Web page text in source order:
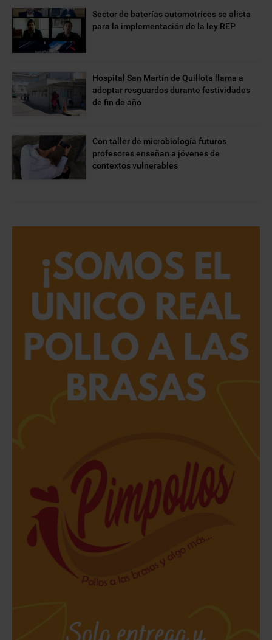
Sector de baterías automotrices se alista
para la implementación de la ley REP
Hospital San Martín de Quillota llama a
adoptar resguardos durante festividades
de fin de año
Con taller de microbiología futuros
profesores enseñan a jóvenes de
contextos vulnerables